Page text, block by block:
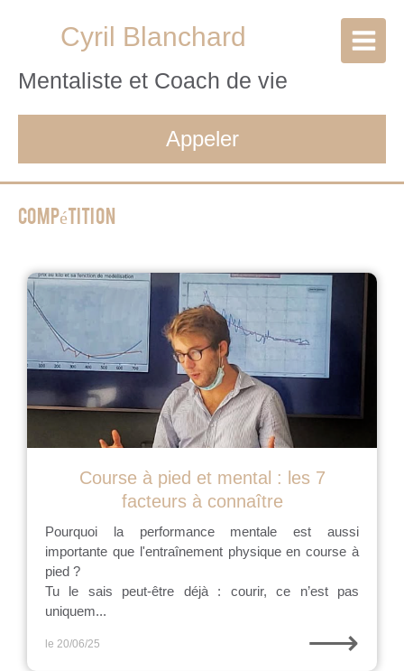
Cyril Blanchard
Mentaliste et Coach de vie
Appeler
Compétition
Course à pied et mental : les 7
facteurs à connaître
Pourquoi la performance mentale est aussi
importante que l'entraînement physique en course à
pied ?
Tu le sais peut-être déjà : courir, ce n’est pas
uniquem...
le 20/06/25 ⟶